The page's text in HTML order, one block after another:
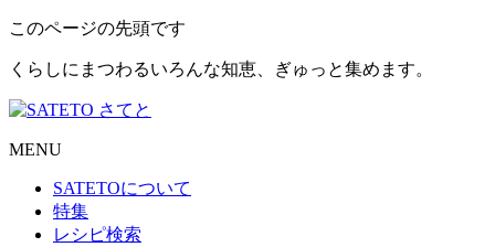
このページの先頭です
くらしにまつわるいろんな知恵、ぎゅっと集めます。
MENU
SATETOについて
特集
レシピ検索